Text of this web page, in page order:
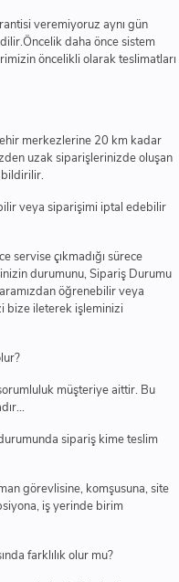
veremiyoruz aynı gün
daha önce sistem
öncelikli olarak teslimatları
merkezlerine 20 km kadar
uzak siparişlerinizde oluşan
bildirilir.
veya siparişimi iptal edebilir
servise çıkmadığı sürece
durumunu, Sipariş Durumu
öğrenebilir veya
bize ileterek işleminizi
müşteriye aittir. Bu
sipariş kime teslim
görevlisine, komşusuna, site
iş yerinde birim
farklılık olur mu?